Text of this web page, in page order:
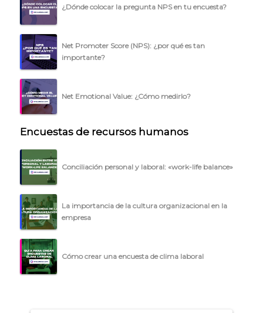
PLANTILLAS
PRECIOS
BLOG
ACCEDER →
¿Dónde colocar la pregunta NPS en tu encuesta?
Net Promoter Score (NPS): ¿por qué es tan
importante?
Net Emotional Value: ¿Cómo medirlo?
Encuestas de recursos humanos
Conciliación personal y laboral: «work-life balance»
La importancia de la cultura organizacional en la
empresa
Cómo crear una encuesta de clima laboral